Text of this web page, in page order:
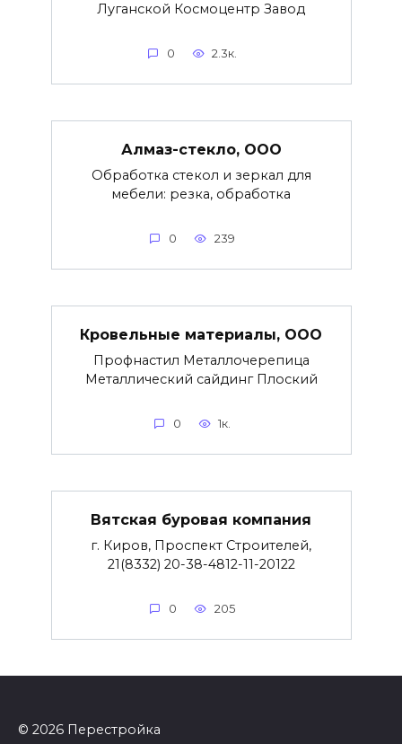
Луганской Космоцентр Завод
0 2.3к.
Алмаз-стекло, ООО
Обработка стекол и зеркал для
мебели: резка, обработка
0 239
Кровельные материалы, ООО
Профнастил Металлочерепица
Металлический сайдинг Плоский
0 1к.
Вятская буровая компания
г. Киров, Проспект Строителей,
21(8332) 20-38-4812-11-20122
0 205
© 2026 Перестройка